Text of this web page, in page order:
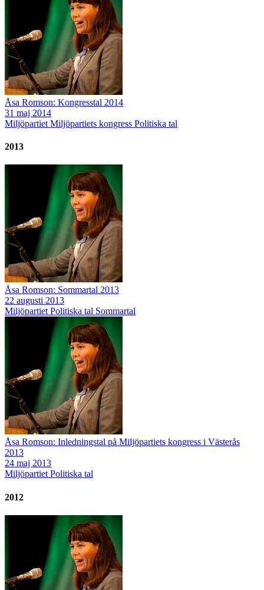
Åsa Romson: Kongresstal 2014
31 maj 2014
Miljöpartiet Miljöpartiets kongress Politiska tal
2013
Åsa Romson: Sommartal 2013
22 augusti 2013
Miljöpartiet Politiska tal Sommartal
Åsa Romson: Inledningstal på Miljöpartiets kongress i Västerås
2013
24 maj 2013
Miljöpartiet Politiska tal
2012